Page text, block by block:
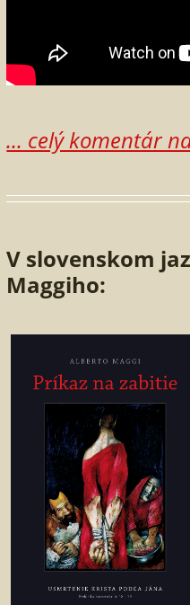
... celý komentár
V slovenskom
Maggiho: